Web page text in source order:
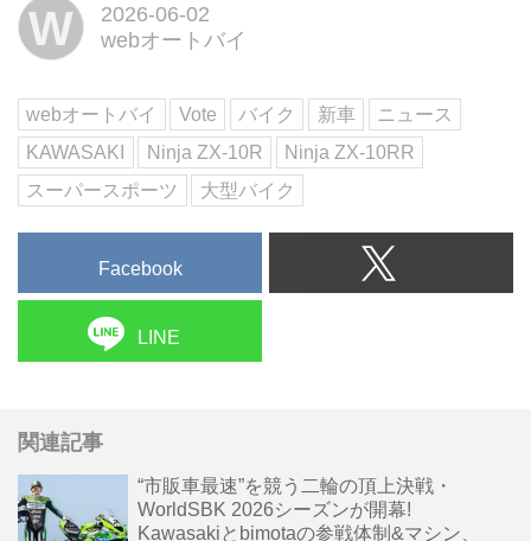
式発表。これまでは「2026年夏
「Ninja ZX-10RR」については価
格・発売...
W
2026-06-02
webオートバイ
webオートバイ Vote バイク 新車
ニュース
KAWASAKI
Ninja ZX-10R
Ninja ZX-10RR
スーパースポーツ
大型バイク
Facebook
LINE
関連記事
“市販車最速”を競う二輪の頂上決戦・
WorldSBK 2026シーズンが開幕!
Kawasakiとbimotaの参戦体制&マシン、